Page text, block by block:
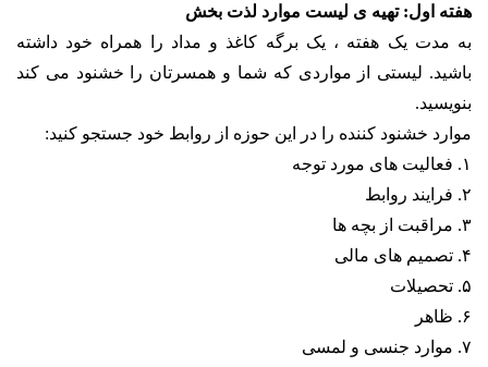
هفته اول: تهیه ی لیست موارد لذت بخش
به مدت یک هفته ، یک برگه کاغذ و مداد را همراه خود داشته
باشید. لیستی از مواردی که شما و همسرتان را خشنود می کند
بنویسید.
موارد خشنود کننده را در این حوزه از روابط خود جستجو کنید:
۱. فعالیت های مورد توجه
۲. فرایند روابط
۳. مراقبت از بچه ها
۴. تصمیم های مالی
۵. تحصیلات
۶. ظاهر
۷. موارد جنسی و لمسی